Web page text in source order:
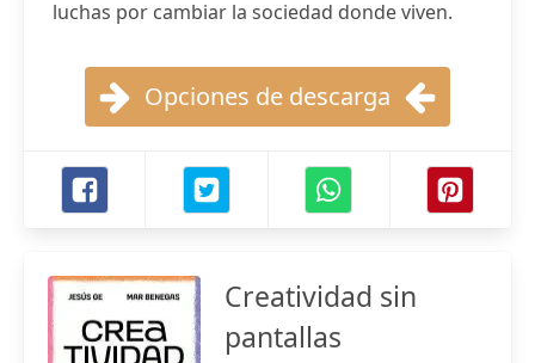
luchas por cambiar la sociedad donde viven.
Opciones de descarga
Creatividad sin
pantallas